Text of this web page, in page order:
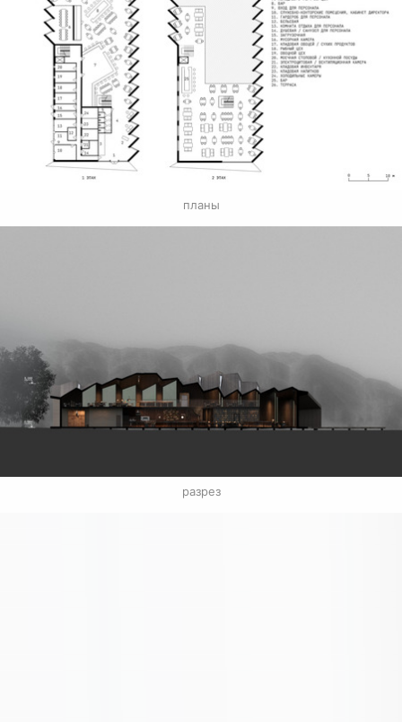
планы
разрез